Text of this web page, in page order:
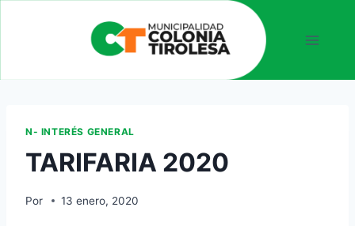
N- INTERÉS GENERAL
TARIFARIA 2020
Por 13 enero, 2020